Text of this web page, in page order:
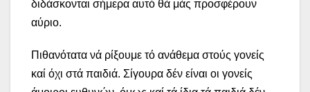
διδάσκονται σήμερα αυτό θά μάς προσφέρουν
αύριο.
Πιθανότατα νά ρίξουμε τό ανάθεμα στούς γονείς
καί όχι στά παιδιά. Σίγουρα δέν είναι οι γονείς